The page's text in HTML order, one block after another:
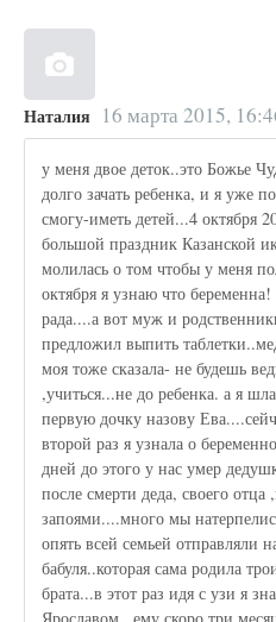
Наталия 16 марта 2015,
у меня двое деток..это Божье
долго зачать ребенка, и я уже
смогу-иметь детей...4 октября
большой праздник Казанской
молилась о том чтобы у меня
октября я узнаю что
рада....а вот муж и
предложил выпить
моя тоже сказала- не будешь
,учиться...не до ребенка. а я
первую дочку назову
второй раз я узнала о
дней до этого у нас умер
после смерти деда, своего отца
запоями....много мы
опять всей семьей отправляли
бабуля..которая сама родила
брата...в этот раз идя с узи я